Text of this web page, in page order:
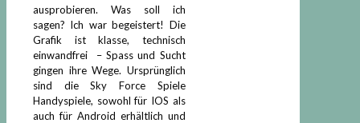
ausprobieren. Was soll ich
sagen? Ich war begeistert! Die
Grafik ist klasse, technisch
einwandfrei – Spass und Sucht
gingen ihre Wege. Ursprünglich
sind die Sky Force Spiele
Handyspiele, sowohl für IOS als
auch für Android erhältlich und